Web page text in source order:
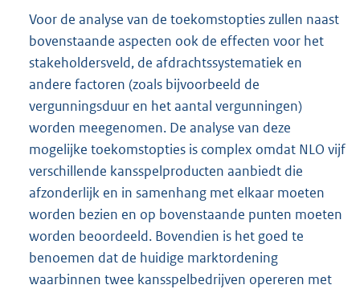
Voor de analyse van de toekomstopties zullen naast
bovenstaande aspecten ook de effecten voor het
stakeholdersveld, de afdrachtssystematiek en
andere factoren (zoals bijvoorbeeld de
vergunningsduur en het aantal vergunningen)
worden meegenomen. De analyse van deze
mogelijke toekomstopties is complex omdat NLO vijf
verschillende kansspelproducten aanbiedt die
afzonderlijk en in samenhang met elkaar moeten
worden bezien en op bovenstaande punten moeten
worden beoordeeld. Bovendien is het goed te
benoemen dat de huidige marktordening
waarbinnen twee kansspelbedrijven opereren met